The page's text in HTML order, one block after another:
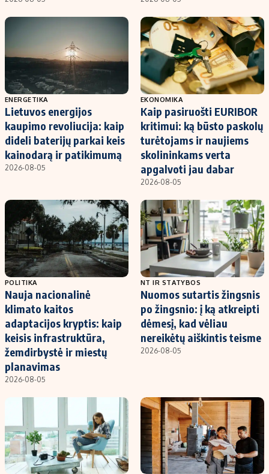
ENERGETIKA
Lietuvos energijos
kaupimo revoliucija: kaip
dideli baterijų parkai keis
kainodarą ir patikimumą
2026-08-05
EKONOMIKA
Kaip pasiruošti EURIBOR
kritimui: ką būsto paskolų
turėtojams ir naujiems
skolininkams verta
apgalvoti jau dabar
2026-08-05
POLITIKA
Nauja nacionalinė
klimato kaitos
adaptacijos kryptis: kaip
keisis infrastruktūra,
žemdirbystė ir miestų
planavimas
2026-08-05
NT IR STATYBOS
Nuomos sutartis žingsnis
po žingsnio: į ką atkreipti
dėmesį, kad vėliau
nereikėtų aiškintis teisme
2026-08-05